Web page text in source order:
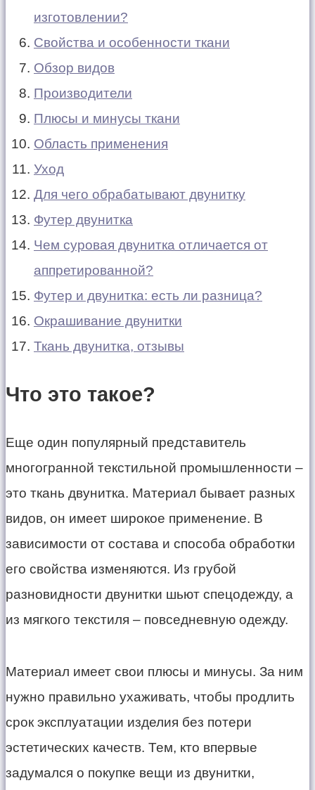
изготовлении?
Свойства и особенности ткани
Обзор видов
Производители
Плюсы и минусы ткани
Область применения
Уход
Для чего обрабатывают двунитку
Футер двунитка
Чем суровая двунитка отличается от
аппретированной?
Футер и двунитка: есть ли разница?
Окрашивание двунитки
Ткань двунитка, отзывы
Что это такое?
Еще один популярный представитель
многогранной текстильной промышленности –
это ткань двунитка. Материал бывает разных
видов, он имеет широкое применение. В
зависимости от состава и способа обработки
его свойства изменяются. Из грубой
разновидности двунитки шьют спецодежду, а
из мягкого текстиля – повседневную одежду.
Материал имеет свои плюсы и минусы. За ним
нужно правильно ухаживать, чтобы продлить
срок эксплуатации изделия без потери
эстетических качеств. Тем, кто впервые
задумался о покупке вещи из двунитки,